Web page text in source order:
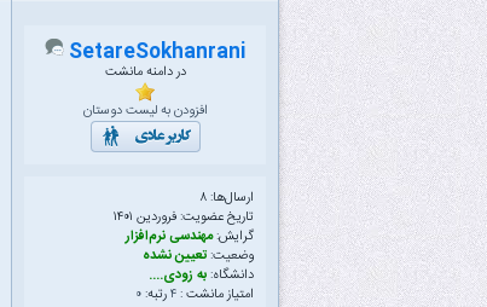
SetareSokhanrani
در دامنه مانشت
افزودن به لیست دوستان
ارسال‌ها: ۸
تاریخ عضویت: فروردین ۱۴۰۱
گرایش:مهندسی نرم‌افزار
وضعیت:تعیین نشده
دانشگاه:به زودی....
امتیاز مانشت :۴رتبه:۰